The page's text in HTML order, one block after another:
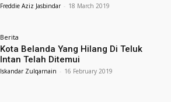
Freddie Aziz Jasbindar - 18 March 2019
Berita
Kota Belanda Yang Hilang Di Teluk
Intan Telah Ditemui
Iskandar Zulqarnain - 16 February 2019